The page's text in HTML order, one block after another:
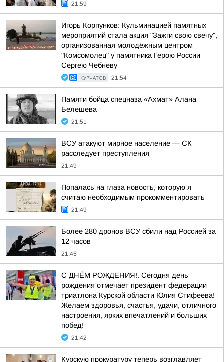
21:59
Игорь Корпунков: Кульминацией памятных
мероприятий стала акция "Зажги свою свечу",
организованная молодёжным центром
"Комсомолец" у памятника Герою России
Сергею Чебневу
КУРЧАТОВ 21:54
Памяти бойца спецназа «Ахмат» Алана
Белешева
21:51
ВСУ атакуют мирное население — СК
расследует преступления
21:49
Попалась на глаза новость, которую я
считаю необходимым прокомментировать
21:49
Более 280 дронов ВСУ сбили над Россией за
12 часов
21:45
С ДНЁМ РОЖДЕНИЯ!. Сегодня день
рождения отмечает президент федерации
триатлона Курской области Юлия Стифеева!
Желаем здоровья, счастья, удачи, отличного
настроения, ярких впечатлений и больших
побед!
21:42
Курскую прокуратуру теперь возглавляет